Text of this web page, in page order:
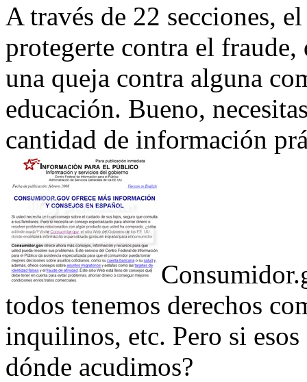
A través de 22 secciones,
protegerte contra el fraude,
una queja contra alguna
educación. Bueno,
cantidad de información
todos tenemos derechos
inquilinos, etc. Pero si esos
dónde acudimos?